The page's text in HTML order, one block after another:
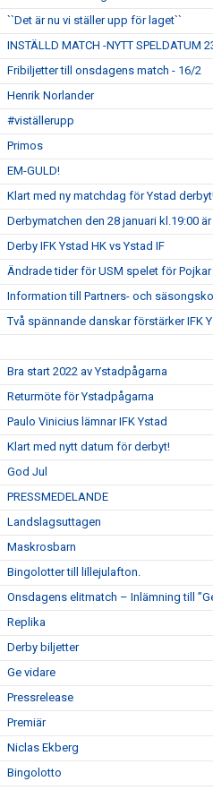
``Det är nu vi ställer upp för laget``
INSTÄLLD MATCH -NYTT SPELDATUM
Fribiljetter till onsdagens match - 16/2
Henrik Norlander
#viställerupp
Primos
EM-GULD!
Klart med ny matchdag för Ystad
Derbymatchen den 28 januari kl.19:00
Derby IFK Ystad HK vs Ystad IF
Ändrade tider för USM spelet för Pojkar
Information till Partners- och
Två spännande danskar förstärker IFK
Bra start 2022 av Ystadpågarna
Returmöte för Ystadpågarna
Paulo Vinicius lämnar IFK Ystad
Klart med nytt datum för derbyt!
God Jul
PRESSMEDELANDE
Landslagsuttagen
Maskrosbarn
Bingolotter till lillejulafton.
Onsdagens elitmatch – Inlämning till
Replika
Derby biljetter
Ge vidare
Pressrelease
Premiär
Niclas Ekberg
Bingolotto